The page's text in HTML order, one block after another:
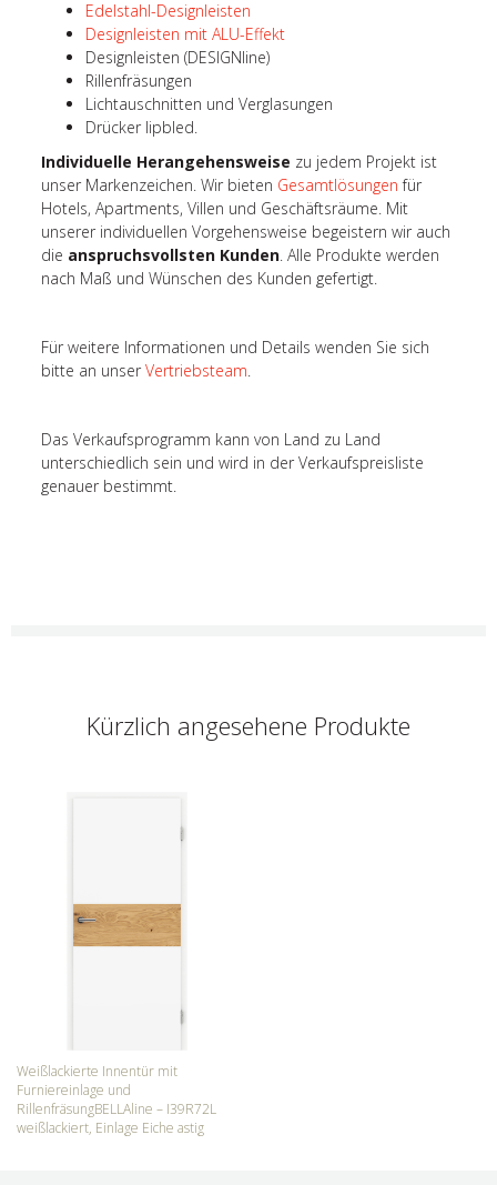
Edelstahl-Designleisten
Designleisten mit ALU-Effekt
Designleisten (DESIGNline)
Rillenfräsungen
Lichtauschnitten und Verglasungen
Drücker lipbled.
Individuelle Herangehensweise zu jedem Projekt ist
unser Markenzeichen. Wir bieten Gesamtlösungen für
Hotels, Apartments, Villen und Geschäftsräume. Mit
unserer individuellen Vorgehensweise begeistern wir auch
die anspruchsvollsten Kunden. Alle Produkte werden
nach Maß und Wünschen des Kunden gefertigt.
Für weitere Informationen und Details wenden Sie sich
bitte an unserVertriebsteam.
Das Verkaufsprogramm kann von Land zu Land
unterschiedlich sein und wird in der Verkaufspreisliste
genauer bestimmt.
Kürzlich angesehene Produkte
Weißlackierte Innentür mit
Furniereinlage und
RillenfräsungBELLAline – I39R72L
weißlackiert, Einlage Eiche astig